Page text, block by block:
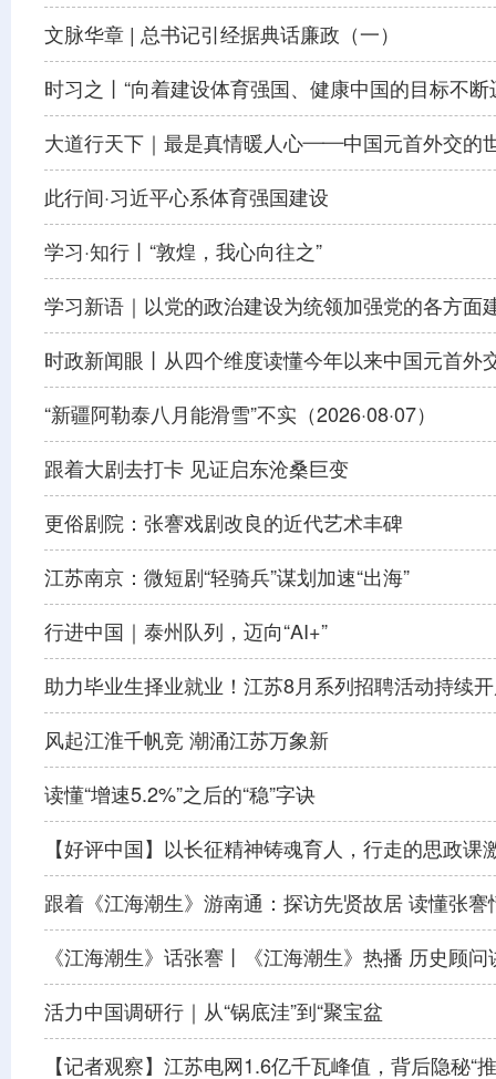
文脉华章 | 总书记引经据典话廉政（一）
时习之丨“向着建设体育强国、健康中国的目标不断
大道行天下｜最是真情暖人心——中国元首外交的
此行间·习近平心系体育强国建设
学习·知行丨“敦煌，我心向往之”
学习新语｜以党的政治建设为统领加强党的各方面
时政新闻眼丨从四个维度读懂今年以来中国元首外
“新疆阿勒泰八月能滑雪”不实（2026·08·07）
跟着大剧去打卡 见证启东沧桑巨变
更俗剧院：张謇戏剧改良的近代艺术丰碑
江苏南京：微短剧“轻骑兵”谋划加速“出海”
行进中国｜泰州队列，迈向“AI+”
助力毕业生择业就业！江苏8月系列招聘活动持续
风起江淮千帆竞 潮涌江苏万象新
读懂“增速5.2%”之后的“稳”字诀
【好评中国】以长征精神铸魂育人，行走的思政课
跟着《江海潮生》游南通：探访先贤故居 读懂张謇
《江海潮生》话张謇丨《江海潮生》热播 历史顾
活力中国调研行｜从“锅底洼”到“聚宝盆
【记者观察】江苏电网1.6亿千瓦峰值，背后隐秘“